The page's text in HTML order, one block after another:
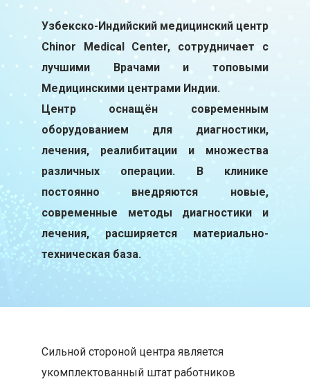
Узбекско-Индийский медицинский центр
Chinor Medical Center, сотрудничает с
лучшими Врачами и топовыми
Медицинскими центрами Индии.
Центр оснащён современным
оборудованием для диагностики,
лечения, реалибитации и множества
различных операции. В клинике
постоянно внедряются новые,
современные методы диагностики и
лечения, расширяется материально-
техническая база.
Сильной стороной центра является
укомплектованный штат работников